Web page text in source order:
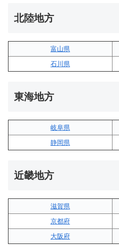
北陸地方
富山県
石川県
東海地方
岐阜県
静岡県
近畿地方
滋賀県
京都府
大阪府